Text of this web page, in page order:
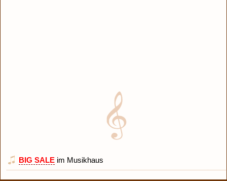
BIG SALE im Musikhaus